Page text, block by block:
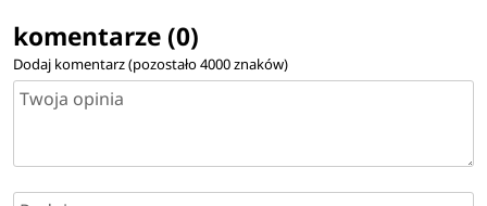
komentarze (0)
Dodaj komentarz (pozostało4000znaków)